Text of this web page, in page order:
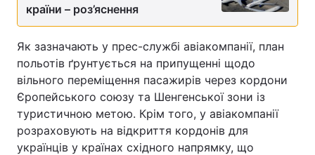
Зброя
Здоров'я Туризм
Погода
Екологія Регіони
Лонгріди
країни – роз’яснення
Як зазначають у прес-службі авіакомпанії, план
польотів ґрунтується на припущенні щодо
вільного переміщення пасажирів через кордони
Єропейського союзу та Шенгенської зони із
туристичною метою. Крім того, у авіакомпанії
розраховують на відкриття кордонів для
українців у країнах східного напрямку, що